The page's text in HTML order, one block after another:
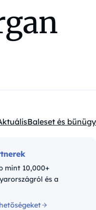
Baleset és bűnügy
mint 10,000+
és a